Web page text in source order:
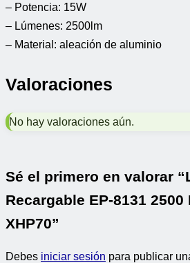
– Potencia: 15W
– Lúmenes: 2500lm
– Material: aleación de aluminio
Valoraciones
No hay valoraciones aún.
Sé el primero en valorar
Recargable EP-8131
XHP70”
Debes iniciar sesión para publicar